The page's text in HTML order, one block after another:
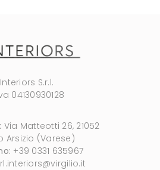
Interiors S.r.l.
04130930128
Via Matteotti 26, 21052
Arsizio (Varese)
+39 0331 635967